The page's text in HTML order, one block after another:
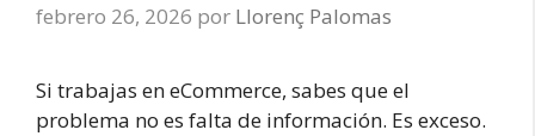
febrero 26, 2026 por Llorenç Palomas
Si trabajas en eCommerce, sabes que el
problema no es falta de información. Es exceso.